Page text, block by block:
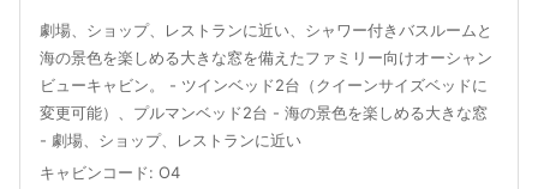
劇場、ショップ、レストランに近い、シャワー付きバスルームと
海の景色を楽しめる大きな窓を備えたファミリー向けオーシャン
ビューキャビン。 - ツインベッド2台（クイーンサイズベッドに
変更可能）、プルマンベッド2台 - 海の景色を楽しめる大きな窓
- 劇場、ショップ、レストランに近い
キャビンコード: O4